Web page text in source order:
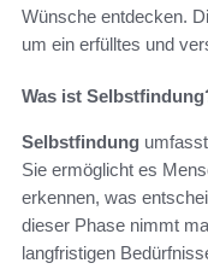
Wünsche entdecken.
um ein erfülltes und
Was ist
Selbstfindung
Sie ermöglicht es
erkennen, was
dieser Phase nimmt
langfristigen